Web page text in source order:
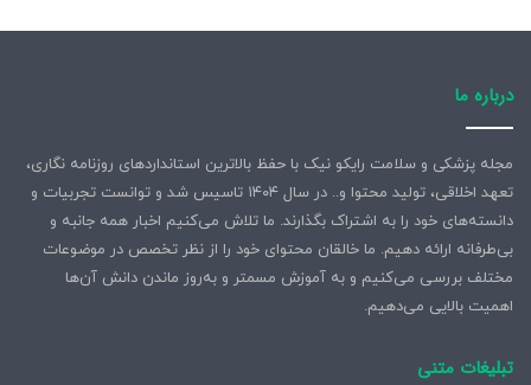
درباره ما
مجله پزشکی و سلامت رایکو نیک با حفظ بالاترین استانداردهای روزنامه نگاری،
تعهد اخلاقی، تولید محتوا و.. در سال ۱۴۰۴ تاسیس شد و توانست تجربیات و
دانسته‌های خود را به اشتراک بگذارند. ما تلاش می‌کنیم اخبار همه جانبه و
بی‌طرفانه ارائه دهیم. ما خالقان محتوای خود را از نظر تخصص در موضوعات
مختلف بررسی می‌کنیم و به آموزش مسمتر و به‌روز ماندن دانش آن‌ها
اهمیت بالایی می‌دهیم.
تبلیغات متنی